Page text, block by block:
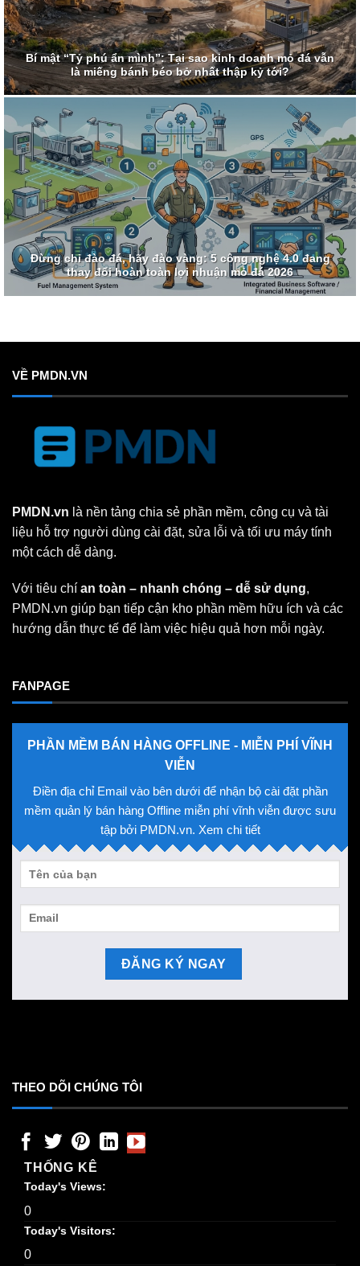
Bí mật “Tỷ phú ẩn mình”: Tại sao kinh doanh mỏ đá vẫn
là miếng bánh béo bở nhất thập kỷ tới?
Đừng chỉ đào đá, hãy đào vàng: 5 công nghệ 4.0 đang
thay đổi hoàn toàn lợi nhuận mỏ đá 2026
VỀ PMDN.VN
PMDN.vn là nền tảng chia sẻ phần mềm, công cụ và tài
liệu hỗ trợ người dùng cài đặt, sửa lỗi và tối ưu máy tính
một cách dễ dàng.
Với tiêu chí an toàn – nhanh chóng – dễ sử dụng,
PMDN.vn giúp bạn tiếp cận kho phần mềm hữu ích và các
hướng dẫn thực tế để làm việc hiệu quả hơn mỗi ngày.
FANPAGE
PHẦN MỀM BÁN HÀNG OFFLINE - MIỄN PHÍ VĨNH
VIỄN
Điền địa chỉ Email vào bên dưới để nhận bộ cài đặt phần
mềm quản lý bán hàng Offline miễn phí vĩnh viễn được sưu
tập bởi PMDN.vn. Xem chi tiết
THEO DÕI CHÚNG TÔI
THỐNG KÊ
Today's Views:
0
Today's Visitors:
0